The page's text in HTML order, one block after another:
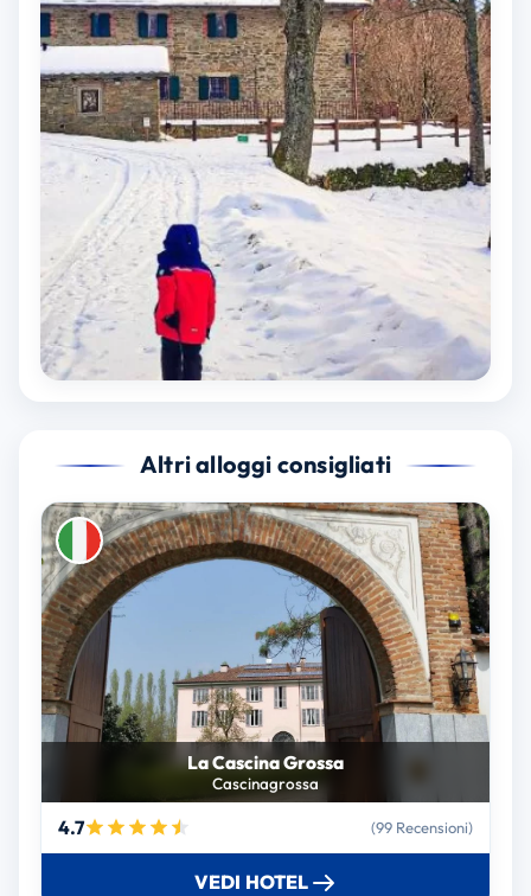
Altri alloggi consigliati
La Cascina Grossa
Cascinagrossa
4.7 (99 Recensioni)
VEDI HOTEL